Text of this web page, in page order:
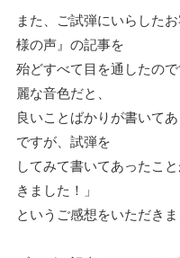
また、ご試弾にいらした
様の声』の記事を
殆どすべて目を通したの
麗な音色だと、
良いことばかりが書いて
ですが、試弾を
してみて書いてあったこ
きました！」
というご感想をいただきま